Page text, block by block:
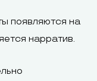
появляются на
нарратив.